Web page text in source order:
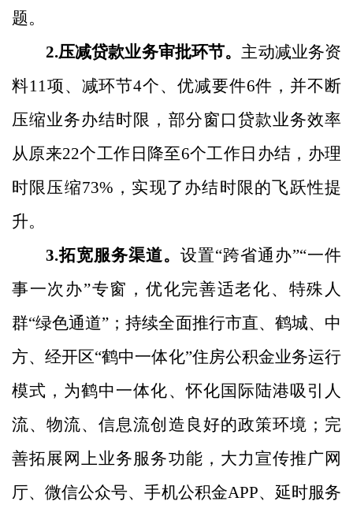
题。
2.压减贷款业务审批环节。 主动减业务资
料11项、减环节4个、优减要件6件，并不断
压缩业务办结时限，部分窗口贷款业务效率
从原来22个工作日降至6个工作日办结 ，办理
时限压缩73% ，实现了办结时限的飞跃性提
升。
3.拓宽服务渠道。 设置“跨省通办”“一件
事一次办”专窗，优化完善适老化、特殊人
群“绿色通道” ；持续全面推行市直、鹤城、中
方、经开区“鹤中一体化”住房公积金业务运行
模式，为鹤中一体化、怀化国际陆港吸引人
流、物流、信息流创造良好的政策环境 ； 完
善拓展网上业务服务功能，大力宣传推广网
厅、微信公众号、手机公积金APP、延时服务